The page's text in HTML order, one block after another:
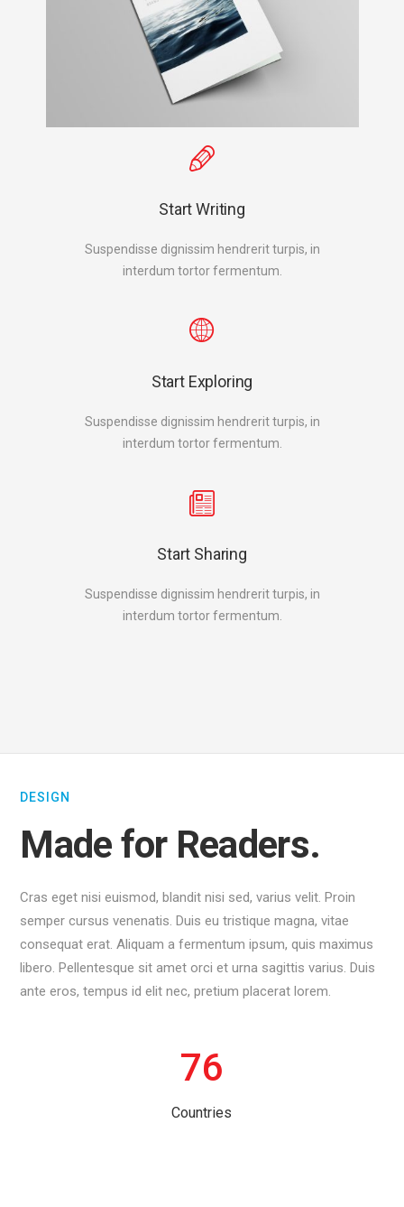
Start Writing
Suspendisse dignissim hendrerit turpis, in
interdum tortor fermentum.
Start Exploring
Suspendisse dignissim hendrerit turpis, in
interdum tortor fermentum.
Start Sharing
Suspendisse dignissim hendrerit turpis, in
interdum tortor fermentum.
DESIGN
Made for Readers.
Cras eget nisi euismod, blandit nisi sed, varius velit. Proin
semper cursus venenatis. Duis eu tristique magna, vitae
consequat erat. Aliquam a fermentum ipsum, quis maximus
libero. Pellentesque sit amet orci et urna sagittis varius. Duis
ante eros, tempus id elit nec, pretium placerat lorem.
76
Countries